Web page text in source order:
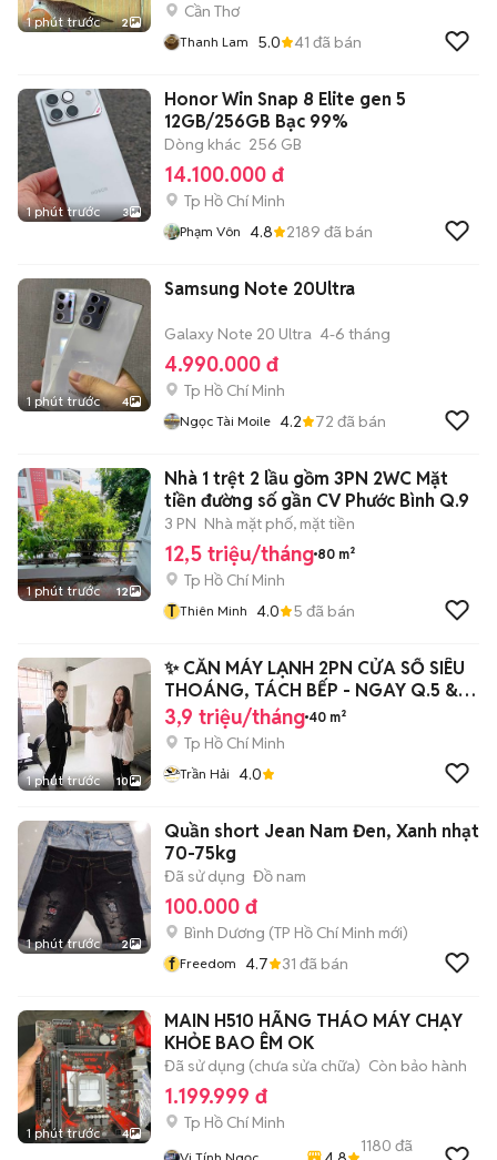
1 phút trước 2
Cần Thơ
Thanh Lam 5.0 41 đã bán
1 phút trước 3
Honor Win Snap 8 Elite gen 5
12GB/256GB Bạc 99%
Dòng khác 256 GB
14.100.000 đ
Tp Hồ Chí Minh
Phạm Vôn 4.8 2189 đã bán
1 phút trước 4
Samsung Note 20Ultra
Galaxy Note 20 Ultra 4-6 tháng
4.990.000 đ
Tp Hồ Chí Minh
Ngọc Tài Moile 4.2 72 đã bán
1 phút trước 12
Nhà 1 trệt 2 lầu gồm 3PN 2WC Mặt
tiền đường số gần CV Phước Bình Q.9
3 PN Nhà mặt phố, mặt tiền
12,5 triệu/tháng 80 m²
Tp Hồ Chí Minh
T Thiên Minh 4.0 5 đã bán
1 phút trước 10
✨ CĂN MÁY LẠNH 2PN CỬA SỔ SIÊU
THOÁNG, TÁCH BẾP - NGAY Q.5 &
Q.6
3,9 triệu/tháng 40 m²
Tp Hồ Chí Minh
Trần Hải 4.0
1 phút trước 2
Quần short Jean Nam Đen, Xanh nhạt
70-75kg
Đã sử dụng Đồ nam
100.000 đ
Bình Dương (TP Hồ Chí Minh mới)
f Freedom 4.7 31 đã bán
1 phút trước 4
MAIN H510 HÃNG THÁO MÁY CHẠY
KHỎE BAO ÊM OK
Đã sử dụng (chưa sửa chữa) Còn bảo hành
1.199.999 đ
Tp Hồ Chí Minh
1180 đã